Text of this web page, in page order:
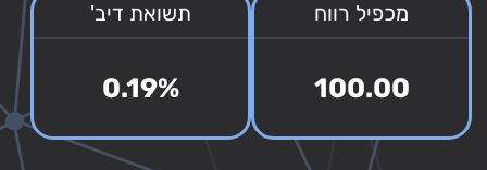
מכפיל רווח
100.00
תשואת דיב'
0.19%